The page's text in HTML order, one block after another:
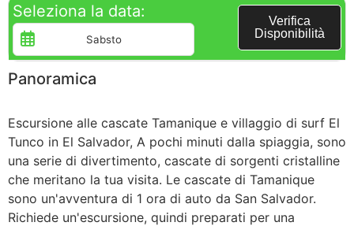
Seleziona la data:
Verifica
Disponibilità
Panoramica
Escursione alle cascate Tamanique e villaggio di surf El
Tunco in El Salvador, A pochi minuti dalla spiaggia, sono
una serie di divertimento, cascate di sorgenti cristalline
che meritano la tua visita. Le cascate di Tamanique
sono un'avventura di 1 ora di auto da San Salvador.
Richiede un'escursione, quindi preparati per una